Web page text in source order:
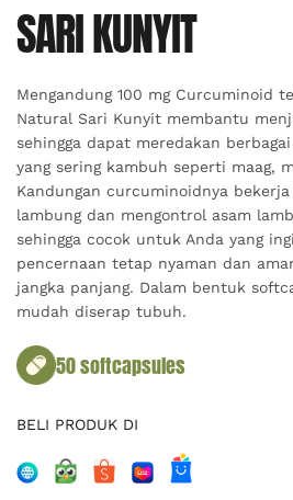
SARI KUNYIT
Mengandung 100 mg Curcuminoid
Natural Sari Kunyit membantu
sehingga dapat meredakan
yang sering kambuh seperti maag,
Kandungan curcuminoidnya
lambung dan mengontrol asam
sehingga cocok untuk Anda yang
pencernaan tetap nyaman dan
jangka panjang. Dalam bentuk
mudah diserap tubuh.
50 softcapsules
BELI PRODUK DI